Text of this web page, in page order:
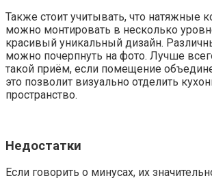
Также стоит учитывать, что натяжные
можно монтировать в несколько
красивый уникальный дизайн.
можно почерпнуть на фото. Лучше
такой приём, если помещение
это позволит визуально отделить
пространство.
Недостатки
Если говорить о минусах, их